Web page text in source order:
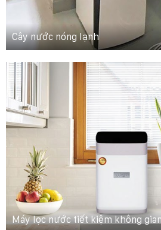
Cây nước nóng lạnh
Máy lọc nước tiết kiệm không